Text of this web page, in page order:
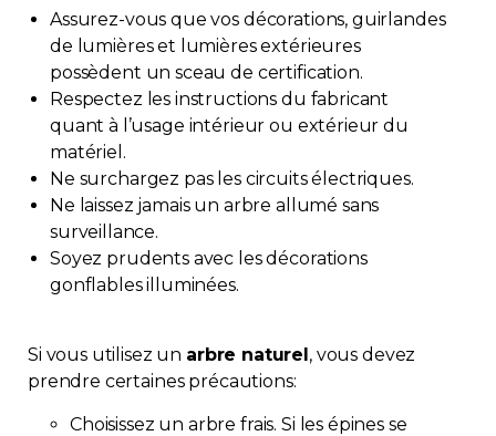
Médias
FAQ
Zone Membres
Français
Adhésion
Assurez-vous que vos décorations, guirlandes
de lumières et lumières extérieures
possèdent un sceau de certification.
Respectez les instructions du fabricant
quant à l’usage intérieur ou extérieur du
matériel.
Ne surchargez pas les circuits électriques.
Ne laissez jamais un arbre allumé sans
surveillance.
Soyez prudents avec les décorations
gonflables illuminées.
Si vous utilisez un arbre naturel, vous devez
prendre certaines précautions:
Choisissez un arbre frais. Si les épines se